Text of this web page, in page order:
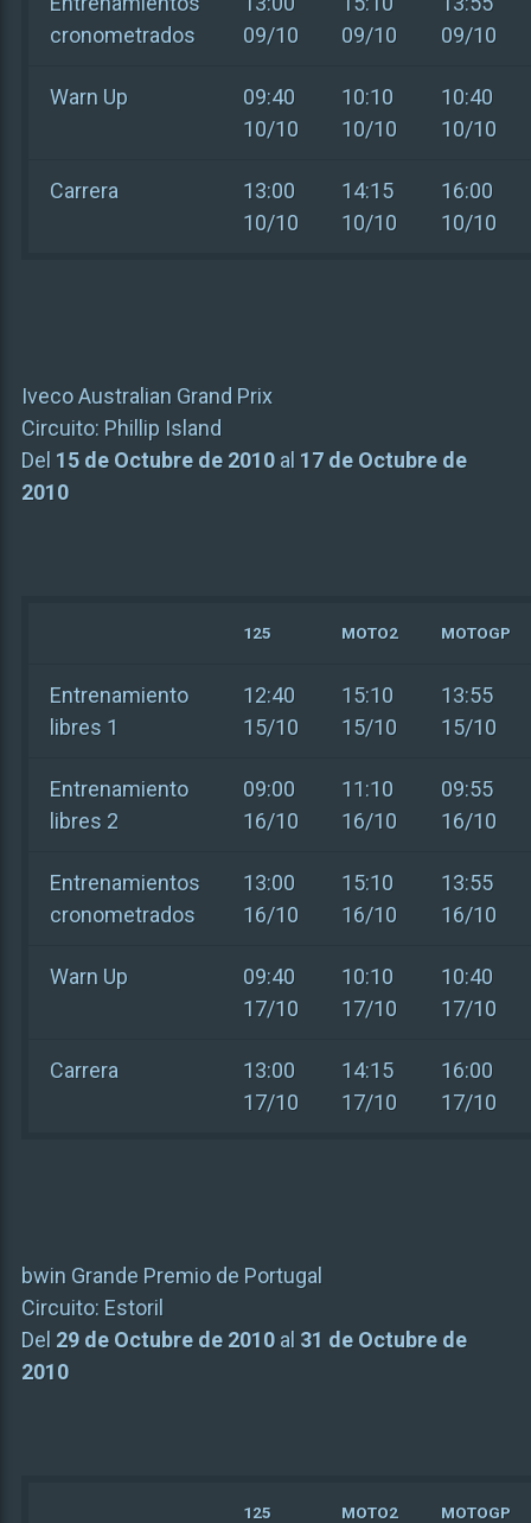
cronometrados
09/10
09/10
09/10
Warn Up
09:40
10/10
10:10
10/10
10:40
10/10
Carrera
13:00
10/10
14:15
10/10
16:00
10/10
Iveco Australian Grand Prix
Circuito: Phillip Island
Del 15 de Octubre de 2010al 17 de Octubre de
2010
125 MOTO2 MOTOGP
Entrenamiento
libres 1
12:40
15/10
15:10
15/10
13:55
15/10
Entrenamiento
libres 2
09:00
16/10
11:10
16/10
09:55
16/10
Entrenamientos
cronometrados
13:00
16/10
15:10
16/10
13:55
16/10
Warn Up
09:40
17/10
10:10
17/10
10:40
17/10
Carrera
13:00
17/10
14:15
17/10
16:00
17/10
bwin Grande Premio de Portugal
Circuito: Estoril
Del 29 de Octubre de 2010al 31 de Octubre de
2010
125 MOTO2 MOTOGP